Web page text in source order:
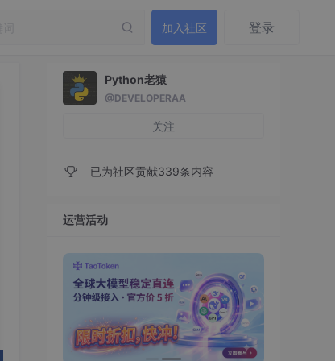
加入社区 登录
Python老猿
@DEVELOPERAA
关注
已为社区贡献339条内容
运营活动